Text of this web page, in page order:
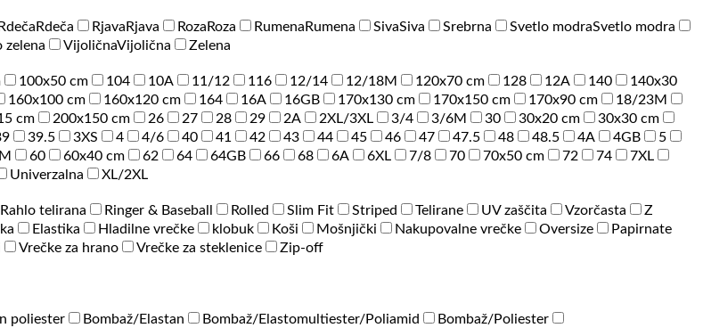
Rdeča Rdeča Rjava Rjava Roza Roza Rumena Rumena SivaSiva Srebrna Svetlo modraSvetlo modra
zelena VijoličnaVijolična
Zelena
100x50 cm 104 10A 11/12 116 12/14 12/18M 120x70 cm 128 12A 140
140x30
160x100 cm 160x120 cm 164 16A 16GB 170x130 cm 170x150 cm 170x90 cm
18/23M
cm 200x150 cm 26 27 28 29 2A 2XL/3XL 3/4 3/6M 30 30x20 cm
30x30 cm
39.5 3XS 4 4/6 40 41 42 43 44 45 46 47 47.5 48 48.5 4A 4GB
5
60 60x40 cm 62 64 64GB 66 68 6A 6XL 7/8 70 70x50 cm 72 74
7XL
Univerzalna
XL/2XL
Rahlo telirana Ringer & Baseball Rolled Slim Fit Striped Telirane UV zaščita Vzorčasta
Z
Elastika Hladilne vrečke klobuk Koši Mošnjički Nakupovalne vrečke Oversize
Papirnate
Vrečke za hrano Vrečke za steklenice
Zip-off
poliester Bombaž/Elastan Bombaž/Elastomultiester/Poliamid
Bombaž/Poliester